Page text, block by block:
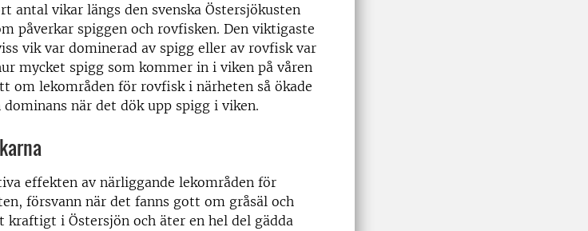
antal vikar längs den svenska Östersjökusten
påverkar spiggen och rovfisken. Den viktigaste
vik var dominerad av spigg eller av rovfisk var
mycket spigg som kommer in i viken på våren
om lekområden för rovfisk i närheten så ökade
när det dök upp spigg i viken.
effekten av närliggande lekområden för
försvann när det fanns gott om gråsäl och
kraftigt i Östersjön och äter en hel del gädda